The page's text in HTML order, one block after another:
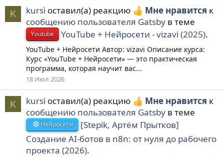
K kursì оставил(а) реакцию Мне нравится к
сообщению пользователя Gatsby в теме
Youtube YouTube + Нейросети - vizavi (2025).
YouTube + Нейросети Автор: vizavi Описание курса:
Курс «YouTube + Нейросети» — это практическая
программа, которая научит вас...
18 Июл 2026
K kursì оставил(а) реакцию Мне нравится к
сообщению пользователя Gatsby в теме
Нейросети
[Stepik, Артём Прытков]
Создание AI-ботов в n8n: от нуля до рабочего
проекта (2026).